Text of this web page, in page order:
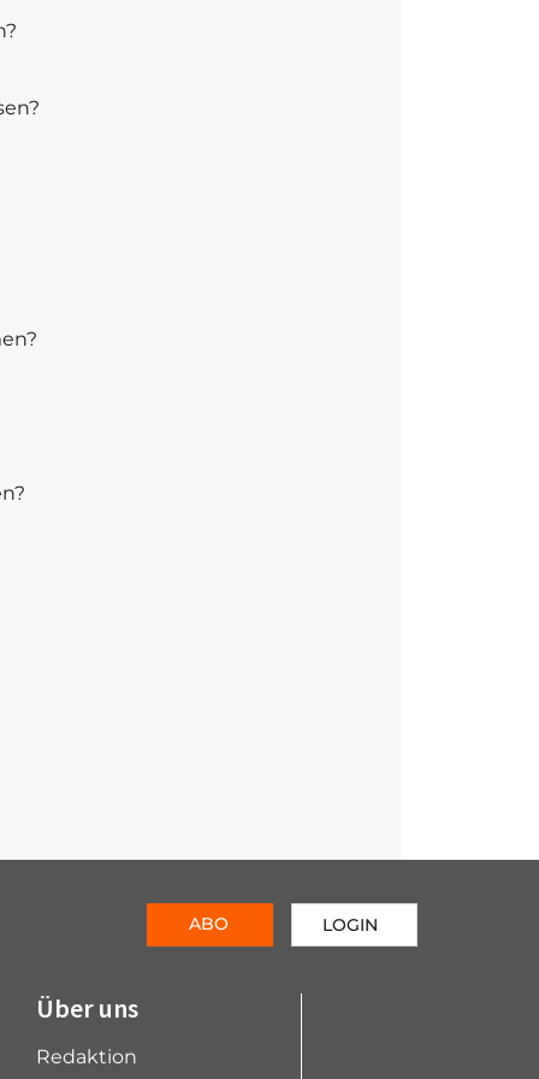
Über uns
Redaktion
ABO LOGIN